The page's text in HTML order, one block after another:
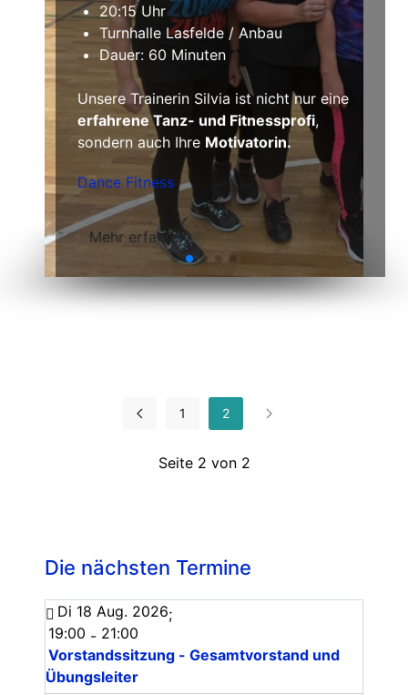
Wagen zum Schützenfest 2026
20:15 Uhr
Turnhalle Lasfelde / Anbau
Dauer: 60 Minuten
Unsere Trainerin Silvia ist nicht nur eine
erfahrene Tanz- und Fitnessprofi,
sondern auch Ihre Motivatorin.
Dance Fitness
Mehr erfahren
Wirbelsäulengymnastik
REHA-Sport
Werner Bohnen bleibt uns auch im
Ruhestand erhalten
Mehr erfahren
und so konnte sich die 22-köpfige
Wandergruppe auf eine Höhenwanderung
rund um Buntenbock freuen.
Mehr erfahren
1 2
Seite 2 von 2
Die nächsten Termine
Di 18 Aug. 2026;
19:00 - 21:00
Vorstandssitzung - Gesamtvorstand und
Übungsleiter